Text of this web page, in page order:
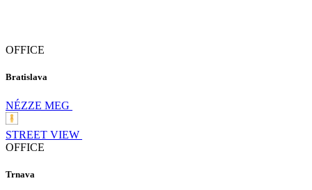
OFFICE
Bratislava
NÉZZE MEG
STREET VIEW
OFFICE
Trnava